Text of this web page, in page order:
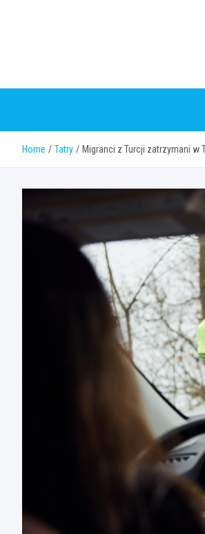
Home Tatry Migranci z Turcji zatrzymani w